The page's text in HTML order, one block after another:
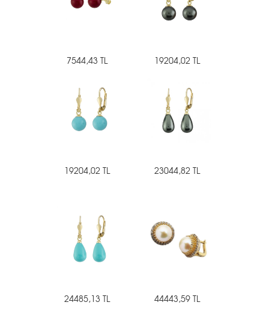
7544,43 TL 19204,02 TL
19204,02 TL 23044,82 TL
24485,13 TL 44443,59 TL